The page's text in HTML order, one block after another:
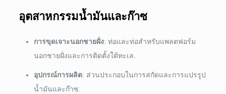
อุตสาหกรรมน้ำมันและก๊าซ
การขุดเจาะนอกชายฝั่ง: ท่อและท่อสำหรับแพลตฟอร์ม
นอกชายฝั่งและการติดตั้งใต้ทะเล.
อุปกรณ์การผลิต: ส่วนประกอบในการสกัดและการแปรรูป
น้ำมันและก๊าซ.